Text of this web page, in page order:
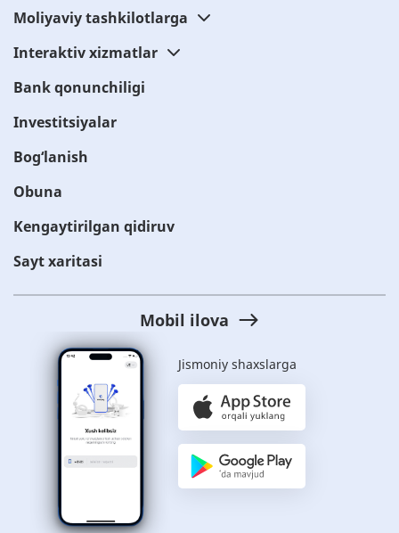
Moliyaviy tashkilotlarga
Interaktiv xizmatlar
Bank qonunchiligi
Investitsiyalar
Bog‘lanish
Obuna
Kengaytirilgan qidiruv
Sayt xaritasi
Mobil ilova
Jismoniy shaxslarga